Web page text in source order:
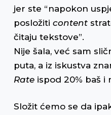
jer ste “napokon
posložiti content
čitaju tekstove”.
Nije šala, već sam
puta, a iz iskustva
Rateispod 20% baš i
Složit ćemo se da